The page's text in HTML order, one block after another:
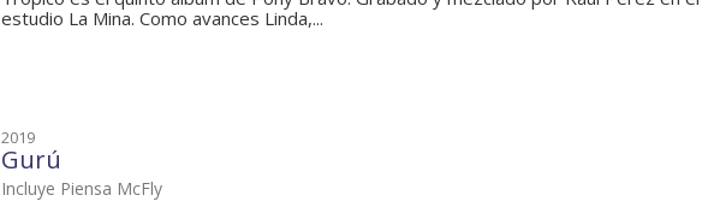
estudio La Mina. Como avances Linda,...
2019
Gurú
Incluye Piensa McFly